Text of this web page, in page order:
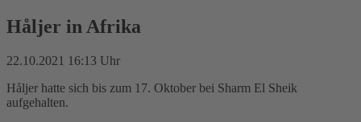
Håljer in Afrika
22.10.2021 16:13 Uhr
Håljer hatte sich bis zum 17. Oktober bei Sharm El Sheik
aufgehalten.